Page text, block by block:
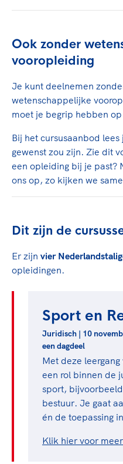
Ook zonder
vooropleiding
Je kunt deelnemen
wetenschappelijke
moet je begrip hebben
Bij het cursusaanbod
gewenst zou zijn. Zie dit
een opleiding bij je past?
ons op, zo kijken we
Dit zijn de
Er zijn vier
opleidingen.
Sport en
Juridisch | 10
een dagdeel
Met deze
een rol binnen de
sport,
bestuur. Je gaat
én de toepassing
Klik hier voor